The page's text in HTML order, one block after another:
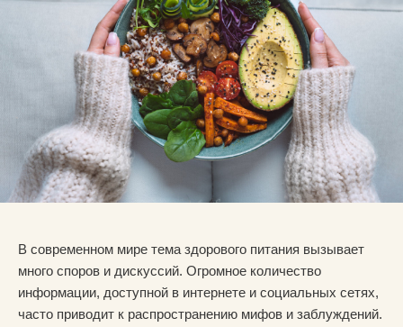
В современном мире тема здорового питания вызывает
много споров и дискуссий. Огромное количество
информации, доступной в интернете и социальных сетях,
часто приводит к распространению мифов и заблуждений.